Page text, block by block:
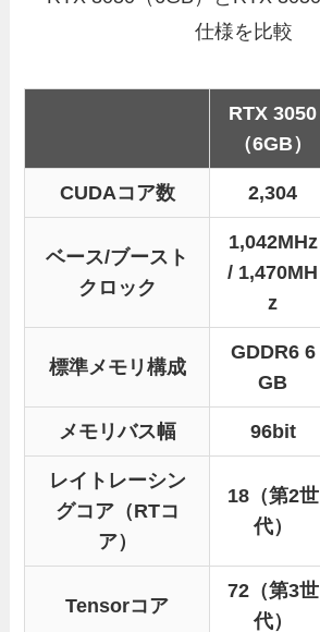
RTX 3050
（6GB）
CUDAコア数 2,304
ベース/ブースト
クロック
1,042MHz
/ 1,470MH
z
標準メモリ構成
GDDR6 6
GB
メモリバス幅 96bit
レイトレーシン
グコア（RTコ
ア）
18（第2世
代）
Tensorコア
72（第3世
代）